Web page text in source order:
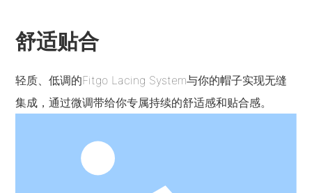
舒适贴合
轻质、低调的Fitgo Lacing System与你的帽子实现无缝
集成，通过微调带给你专属持续的舒适感和贴合感。